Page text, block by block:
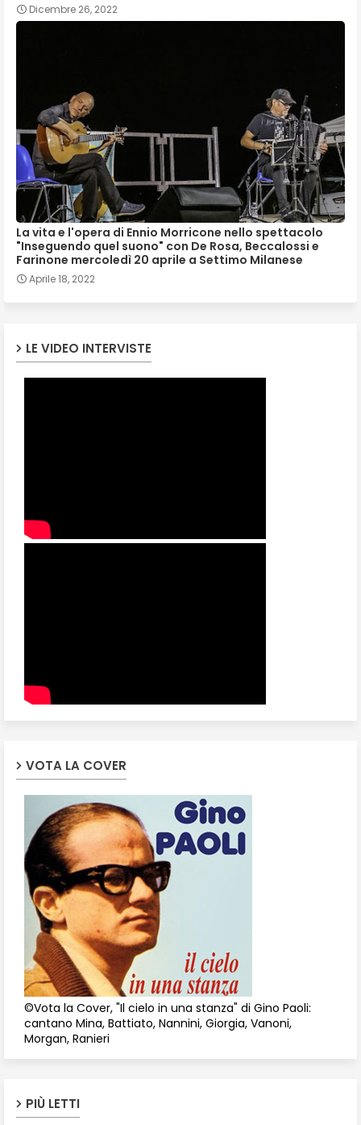
Dicembre 26, 2022
La vita e l'opera di Ennio Morricone nello spettacolo
"Inseguendo quel suono" con De Rosa, Beccalossi e
Farinone mercoledì 20 aprile a Settimo Milanese
Aprile 18, 2022
LE VIDEO INTERVISTE
VOTA LA COVER
©Vota la Cover, "Il cielo in una stanza" di Gino Paoli:
cantano Mina, Battiato, Nannini, Giorgia, Vanoni,
Morgan, Ranieri
PIÙ LETTI